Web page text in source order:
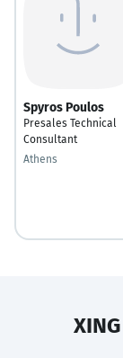
Spyros Poulos
Presales Technical
Consultant
Athens